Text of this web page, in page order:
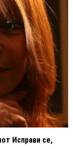
Исправи се,